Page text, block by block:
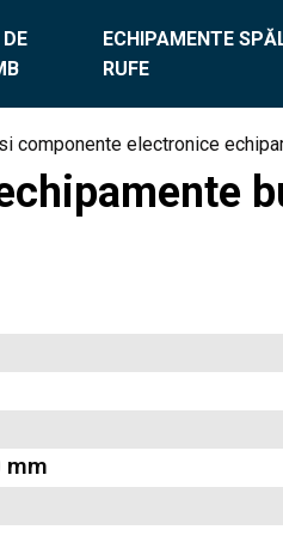
ECHIPAMENTE
RUFE
componente electronice
mm